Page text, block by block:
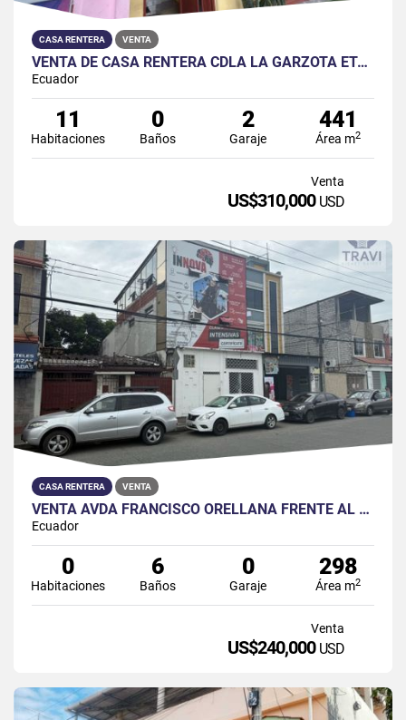
CASA RENTERA VENTA
VENTA DE CASA RENTERA CDLA LA GARZOTA ETAPA 1 ATRAS DE SUPERMAXI
Ecuador
11
Habitaciones
0
Baños
2
Garaje
441
Área m2
Venta
US$310,000 USD
CASA RENTERA VENTA
VENTA AVDA FRANCISCO ORELLANA FRENTE AL HÍPER MARKET NORTE
Ecuador
0
Habitaciones
6
Baños
0
Garaje
298
Área m2
Venta
US$240,000 USD